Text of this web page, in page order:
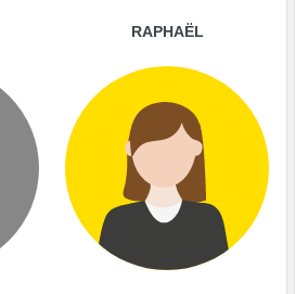
RAPHAËL